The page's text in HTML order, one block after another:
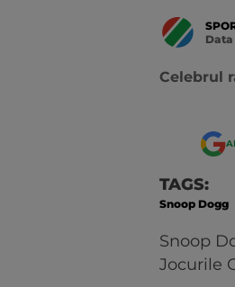
Celebrul
TAGS:
Snoop Dogg
Snoop
Jocurile